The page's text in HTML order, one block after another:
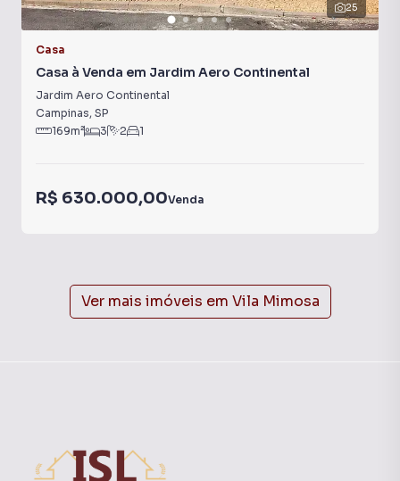
25
Casa
Casa à Venda em Jardim Aero Continental
Jardim Aero Continental
Campinas, SP
169m² 3 2 1
R$ 630.000,00Venda
Ver mais imóveis em Vila Mimosa